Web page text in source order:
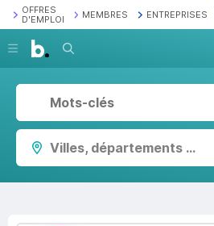
OFFRES
D'EMPLOI
MEMBRES ENTREPRISES
Recherche
Villes, départements ...